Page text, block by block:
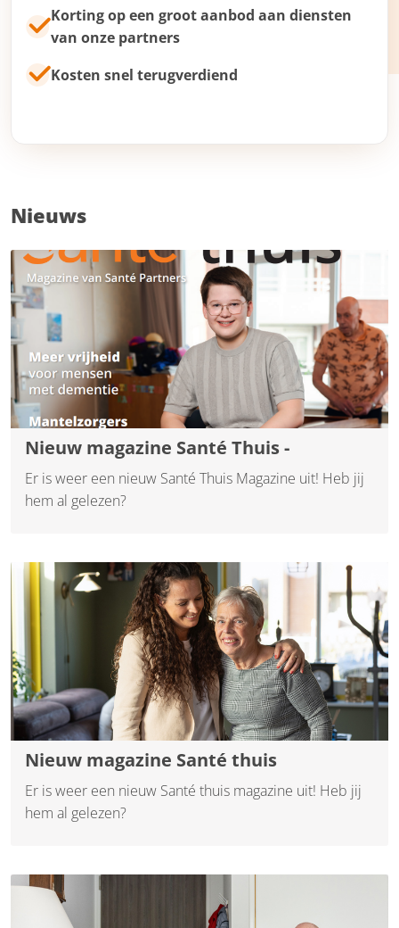
Korting op een groot aanbod aan diensten
van onze partners
Kosten snel terugverdiend
Nieuws
Nieuw magazine Santé Thuis -
Er is weer een nieuw Santé Thuis Magazine uit! Heb jij
hem al gelezen?
Nieuw magazine Santé thuis
Er is weer een nieuw Santé thuis magazine uit! Heb jij
hem al gelezen?